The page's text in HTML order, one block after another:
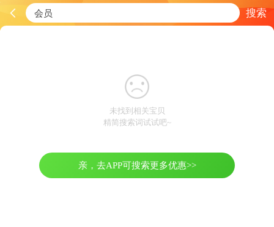
搜索
未找到相关宝贝
精简搜索词试试吧~
亲，去APP可搜索更多优惠>>